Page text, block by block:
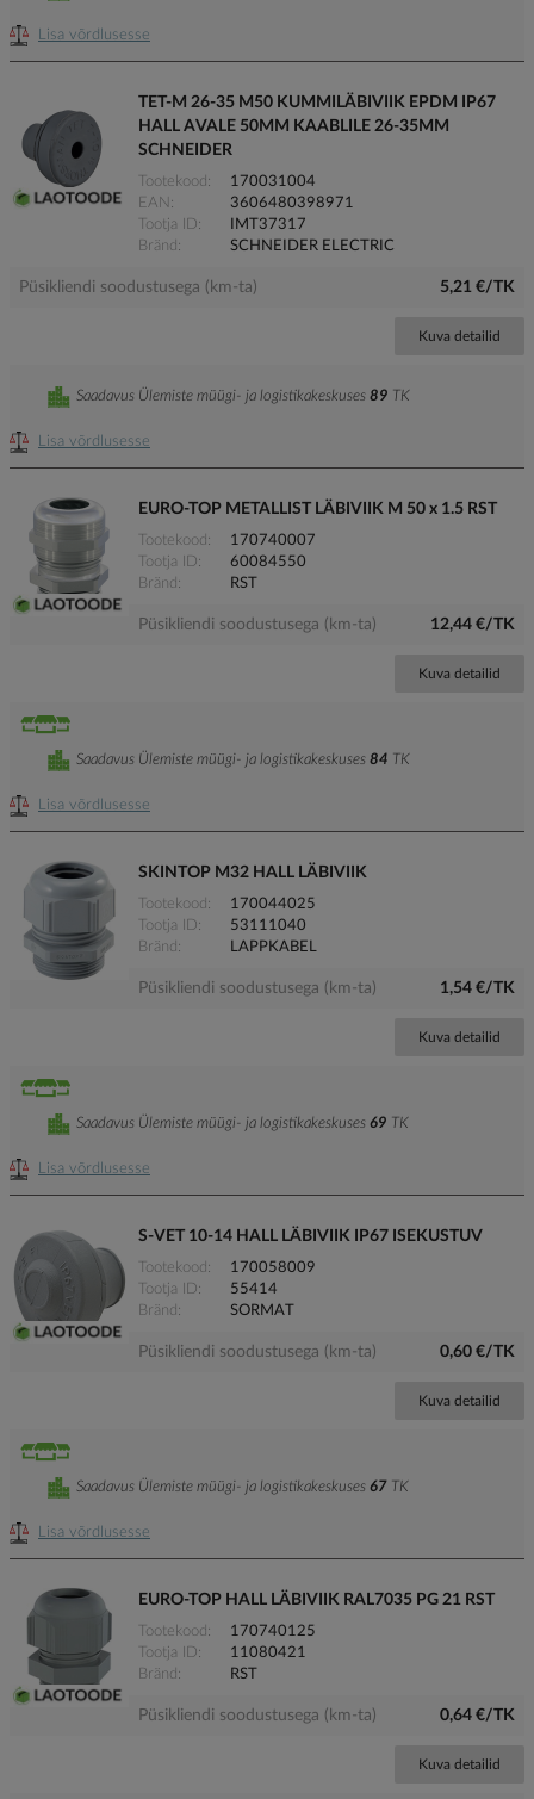
Lisa võrdlusesse
TET-M 26-35 M50 KUMMILÄBIVIIK EPDM IP67
HALL AVALE 50MM KAABLILE 26-35MM
SCHNEIDER
Tootekood
170031004
EAN
3606480398971
Tootja ID
IMT37317
Bränd
SCHNEIDER ELECTRIC
Püsikliendi soodustusega (km-ta) 5,21 €/TK
Kuva detailid
Lisa võrdlusesse
Saadavus Ülemiste müügi- ja logistikakeskuses 89 TK
EURO-TOP METALLIST LÄBIVIIK M 50 x 1.5 RST
Tootekood
170740007
Tootja ID
60084550
Bränd
RST
Püsikliendi soodustusega (km-ta) 12,44 €/TK
Kuva detailid
Lisa võrdlusesse
Saadavus Ülemiste müügi- ja logistikakeskuses 84 TK
SKINTOP M32 HALL LÄBIVIIK
Tootekood
170044025
Tootja ID
53111040
Bränd
LAPPKABEL
Püsikliendi soodustusega (km-ta) 1,54 €/TK
Kuva detailid
Lisa võrdlusesse
Saadavus Ülemiste müügi- ja logistikakeskuses 69 TK
S-VET 10-14 HALL LÄBIVIIK IP67 ISEKUSTUV
Tootekood
170058009
Tootja ID
55414
Bränd
SORMAT
Püsikliendi soodustusega (km-ta) 0,60 €/TK
Kuva detailid
Lisa võrdlusesse
Saadavus Ülemiste müügi- ja logistikakeskuses 67 TK
EURO-TOP HALL LÄBIVIIK RAL7035 PG 21 RST
Tootekood
170740125
Tootja ID
11080421
Bränd
RST
Püsikliendi soodustusega (km-ta) 0,64 €/TK
Kuva detailid